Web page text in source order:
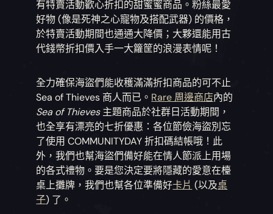
有特賣活動歡心折扣的甜蜜蜜商品。粉絲最愛
好物 (像是死神之心寵物及搭配武器) 的價格，
於特賣活動期間也通通大降價；大夥還能用古
代錢幣折扣價入手一大籮筐的浪漫表情呢！
全力確保海盜們能收穫滿滿折扣商品的可不止
Sea of Thieves 商人而已。 Rare 周邊商店內的
Sea of Thieves主題商品於社群日活動期間，
也全享有漂亮的七折優惠：各位節儉海盜別忘
了使用 COMMUNITYDAY 折扣碼結帳哦！此
外，我們也幫海盜們備好能在情人節派上用場
的各式禮物。要是您決定要將隱藏的愛意在檯
桌上攤牌，我們也幫各位準備好卡片 (以及桌
子) 了。